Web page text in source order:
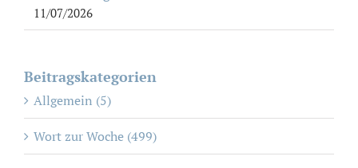
11/07/2026
Beitragskategorien
Allgemein (5)
Wort zur Woche (499)